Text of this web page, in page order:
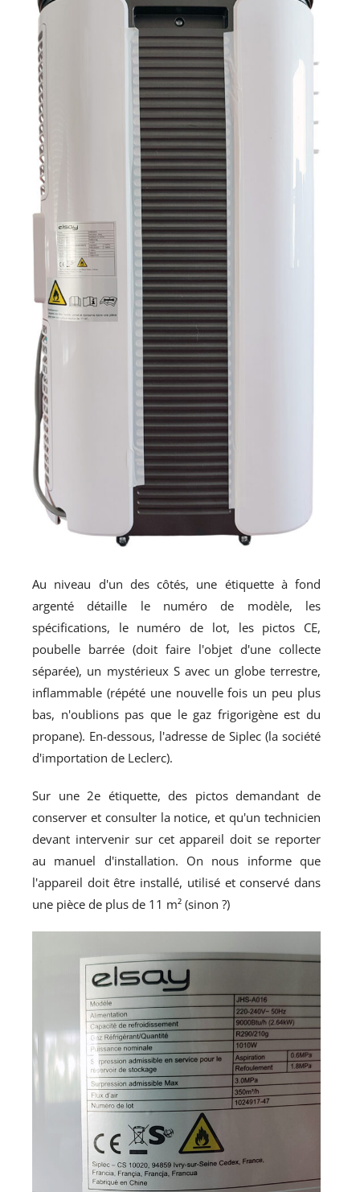
Au niveau d'un des côtés, une étiquette à fond
argenté détaille le numéro de modèle, les
spécifications, le numéro de lot, les pictos CE,
poubelle barrée (doit faire l'objet d'une collecte
séparée), un mystérieux S avec un globe terrestre,
inflammable (répété une nouvelle fois un peu plus
bas, n'oublions pas que le gaz frigorigène est du
propane). En-dessous, l'adresse de Siplec (la société
d'importation de Leclerc).
Sur une 2e étiquette, des pictos demandant de
conserver et consulter la notice, et qu'un technicien
devant intervenir sur cet appareil doit se reporter
au manuel d'installation. On nous informe que
l'appareil doit être installé, utilisé et conservé dans
une pièce de plus de 11 m² (sinon ?)